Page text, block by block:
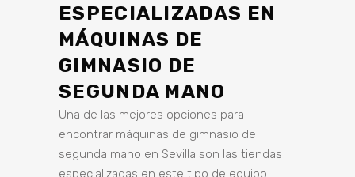
ESPECIALIZADAS EN
MÁQUINAS DE
GIMNASIO DE
SEGUNDA MANO
Una de las mejores opciones para
encontrar máquinas de gimnasio de
segunda mano en Sevilla son las tiendas